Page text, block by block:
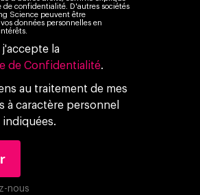
de confidentialité. D'autres sociétés
Science peuvent être
données personnelles en
j'accepte la
de Confidentialité.
au traitement de mes
à caractère personnel
indiquées.
nous